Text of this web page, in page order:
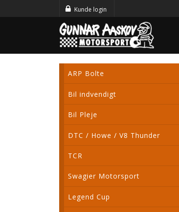
Kunde login
ARP Bolte
Bil indvendigt
Bil Pleje
DTC / Howe / V8 Thunder
TCR
Swagier Motorsport
Legend Cup